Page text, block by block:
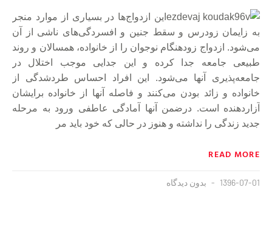
این ازدواج‌ها در بسیاری از موارد منجر
به زایمان زودرس و سقط‌ جنین و افسردگی‌های ناشی از آن
می‌شود. ازدواج زودهنگام نوجوان را از خانواده، همسالان و روند
طبیعی جامعه جدا کرده و این جدایی موجب اختلال در
جامعه‌پذیری آنها می‌شود. این افراد احساس طردشدگی از
خانواده و زائد بودن می‌کنند و فاصله‌ آنها از خانواده برایشان
آزاردهنده است. درضمن آنها آمادگی عاطفی ورود به مرحله
جدید زندگی را نداشته و هنوز در حالی که خود باید مر
READ MORE
1396-07-01 بدون دیدگاه